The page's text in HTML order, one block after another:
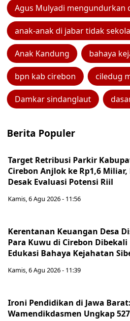
Agus Mulyadi mengundurkan
anak-anak di jabar tidak
Anak Kandung bahaya
bpn kab cirebon ciledug
Damkar sindanglaut
Berita Populer
Target Retribusi Parkir
Cirebon Anjlok ke Rp1,6 Miliar,
Desak Evaluasi Potensi Riil
Kamis, 6 Agu 2026 - 11:56
Kerentanan Keuangan Desa
Para Kuwu di Cirebon Dibekali
Edukasi Bahaya Kejahatan
Kamis, 6 Agu 2026 - 11:39
Ironi Pendidikan di Jawa Barat:
Wamendikdasmen Ungkap